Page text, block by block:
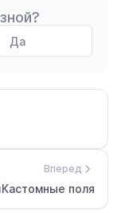
Да
Вперед
Кастомные поля